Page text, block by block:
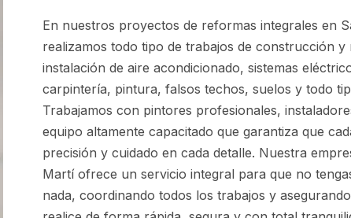
En nuestros proyectos de reformas integrales en
realizamos todo tipo de trabajos de construcción
instalación de aire acondicionado, sistemas
carpintería, pintura, falsos techos, suelos y todo
Trabajamos con pintores profesionales,
equipo altamente capacitado que garantiza que
precisión y cuidado en cada detalle. Nuestra
Martí ofrece un servicio integral para que no
nada, coordinando todos los trabajos y